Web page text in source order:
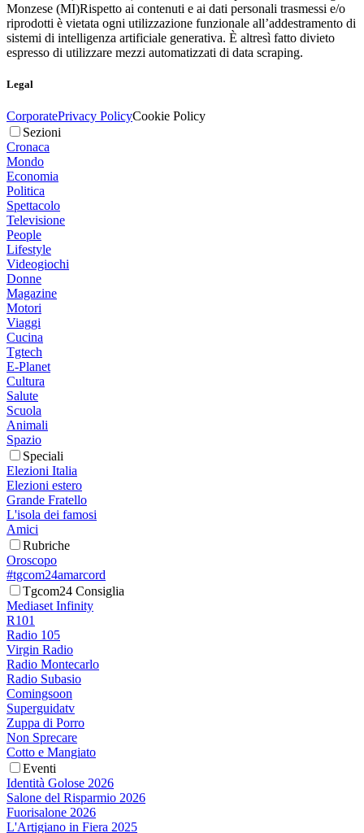
Monzese (MI)Rispetto ai contenuti e ai dati personali trasmessi e/o
riprodotti è vietata ogni utilizzazione funzionale all’addestramento di
sistemi di intelligenza artificiale generativa. È altresì fatto divieto
espresso di utilizzare mezzi automatizzati di data scraping.
Legal
CorporatePrivacy PolicyCookie Policy
Sezioni
Cronaca
Mondo
Economia
Politica
Spettacolo
Televisione
People
Lifestyle
Videogiochi
Donne
Magazine
Motori
Viaggi
Cucina
Tgtech
E-Planet
Cultura
Salute
Scuola
Animali
Spazio
Speciali
Elezioni Italia
Elezioni estero
Grande Fratello
L'isola dei famosi
Amici
Rubriche
Oroscopo
#tgcom24amarcord
Tgcom24 Consiglia
Mediaset Infinity
R101
Radio 105
Virgin Radio
Radio Montecarlo
Radio Subasio
Comingsoon
Superguidatv
Zuppa di Porro
Non Sprecare
Cotto e Mangiato
Eventi
Identità Golose 2026
Salone del Risparmio 2026
Fuorisalone 2026
L'Artigiano in Fiera 2025